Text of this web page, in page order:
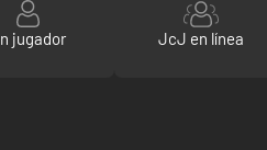
jugador JcJ en línea